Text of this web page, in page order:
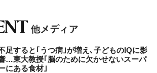
足すると｢うつ病｣が増え､子どものIQに影
…東大教授｢脳のために欠かせないスーパ
にある食材｣